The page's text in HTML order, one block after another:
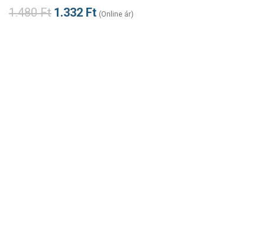
1.480Ft 1.332 Ft (Online ár)